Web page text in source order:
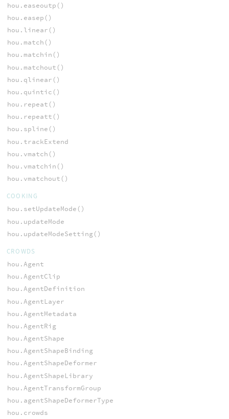
hou.easeoutp()
hou.easep()
hou.linear()
hou.match()
hou.matchin()
hou.matchout()
hou.qlinear()
hou.quintic()
hou.repeat()
hou.repeatt()
hou.spline()
hou.trackExtend
hou.vmatch()
hou.vmatchin()
hou.vmatchout()
COOKING
hou.setUpdateMode()
hou.updateMode
hou.updateModeSetting()
CROWDS
hou.Agent
hou.AgentClip
hou.AgentDefinition
hou.AgentLayer
hou.AgentMetadata
hou.AgentRig
hou.AgentShape
hou.AgentShapeBinding
hou.AgentShapeDeformer
hou.AgentShapeLibrary
hou.AgentTransformGroup
hou.agentShapeDeformerType
hou.crowds